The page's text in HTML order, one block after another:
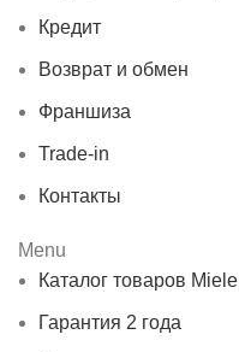
Кредит
Возврат и обмен
Франшиза
Trade-in
Контакты
Menu
Каталог товаров Miele
Гарантия 2 года